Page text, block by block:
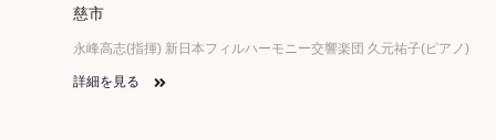
慈市
永峰高志(指揮) 新日本フィルハーモニー交響楽団 久元祐子(ピアノ)
詳細を見る